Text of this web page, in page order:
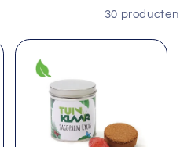
30 producten